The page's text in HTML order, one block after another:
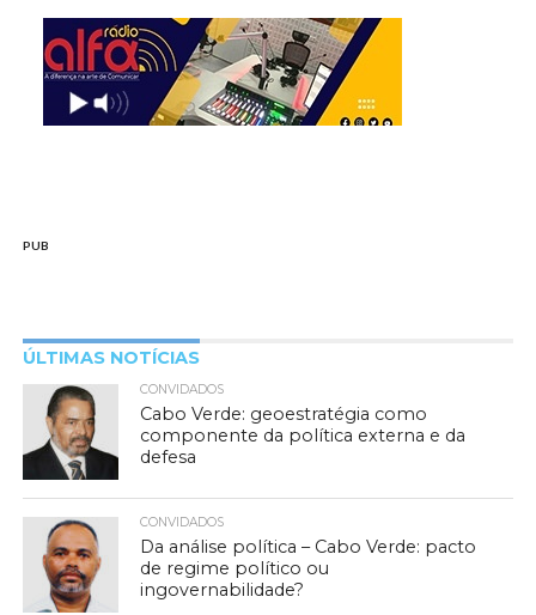
PUB
ÚLTIMAS NOTÍCIAS
CONVIDADOS
Cabo Verde: geoestratégia como
componente da política externa e da
defesa
CONVIDADOS
Da análise política – Cabo Verde: pacto
de regime político ou
ingovernabilidade?